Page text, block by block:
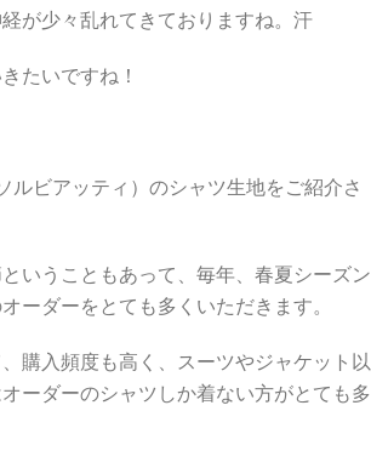
が少々乱れてきておりますね。汗
たいですね！
ビアッティ）のシャツ生地をご紹介さ
いうこともあって、毎年、春夏シーズン
ーダーをとても多くいただきます。
購入頻度も高く、スーツやジャケット以
ーダーのシャツしか着ない方がとても多